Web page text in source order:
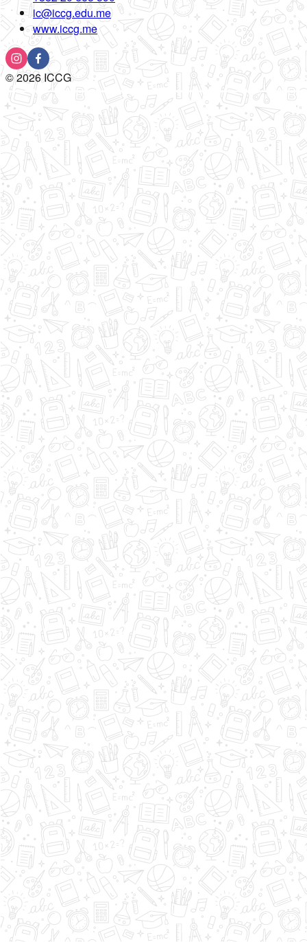
ic@iccg.edu.me
www.iccg.me
©2026ICCG